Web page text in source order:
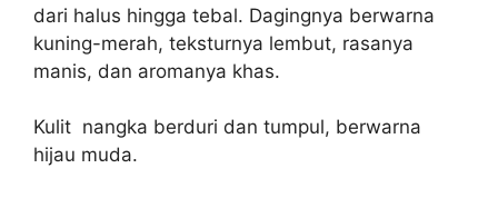
dari halus hingga tebal. Dagingnya berwarna
kuning-merah, teksturnya lembut, rasanya
manis, dan aromanya khas.
Kulit nangka berduri dan tumpul, berwarna
hijau muda.